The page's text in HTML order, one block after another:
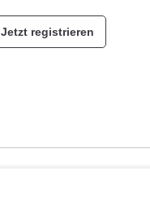
Jetzt registrieren